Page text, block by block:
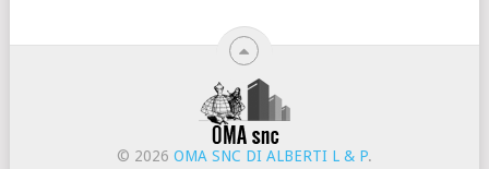
© 2026 OMA SNC DI ALBERTI L & P.